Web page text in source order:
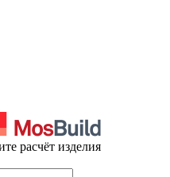
расчёт изделия